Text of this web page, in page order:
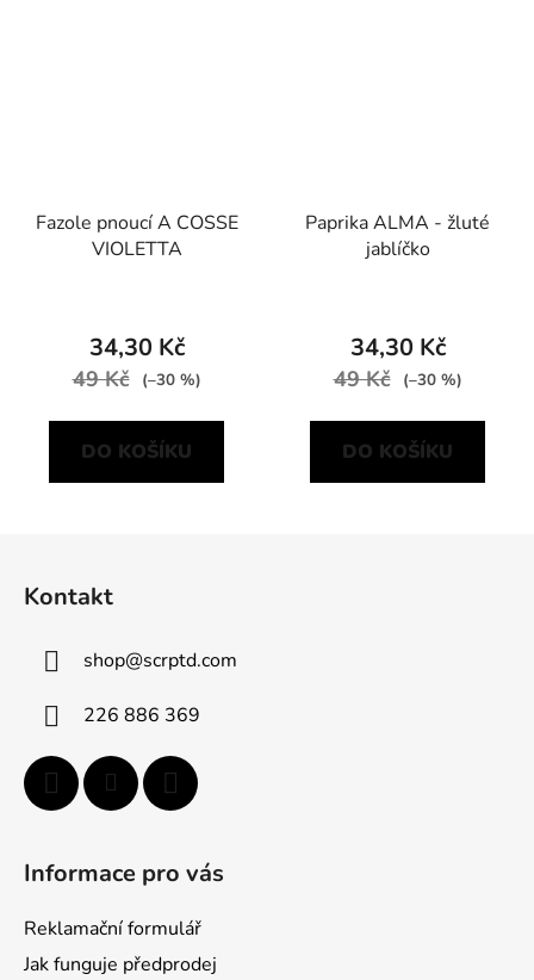
Fazole pnoucí A COSSE
VIOLETTA
34,30 Kč
49 Kč (–30 %)
DO KOŠÍKU
Paprika ALMA - žluté
jablíčko
34,30 Kč
49 Kč (–30 %)
DO KOŠÍKU
Kontakt
shop@scrptd.com
226 886 369
Informace pro vás
Reklamační formulář
Jak funguje předprodej